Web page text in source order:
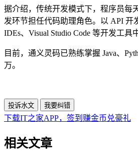
据介绍，传统开发模式下，程序员每
发环节担任代码助理角色。以 API 开
IDEs、Visual Studio Code 等开发工
目前，通义灵码已熟练掌握 Java、
万。
投诉水文 我要纠错
下载IT之家APP，签到赚金币兑豪礼
相关文章